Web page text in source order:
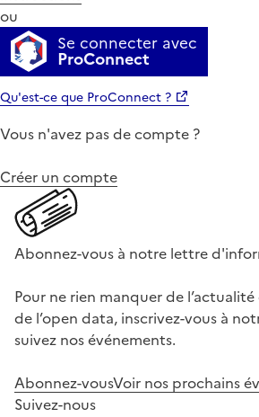
ou
Se connecter avec
ProConnect
Qu'est-ce que ProConnect ?
Vous n'avez pas de compte ?
Créer un compte
Abonnez-vous à notre lettre
Pour ne rien manquer de
de l’open data, inscrivez-vous à
suivez nos événements.
Abonnez-vousVoir nos prochains
Suivez-nous